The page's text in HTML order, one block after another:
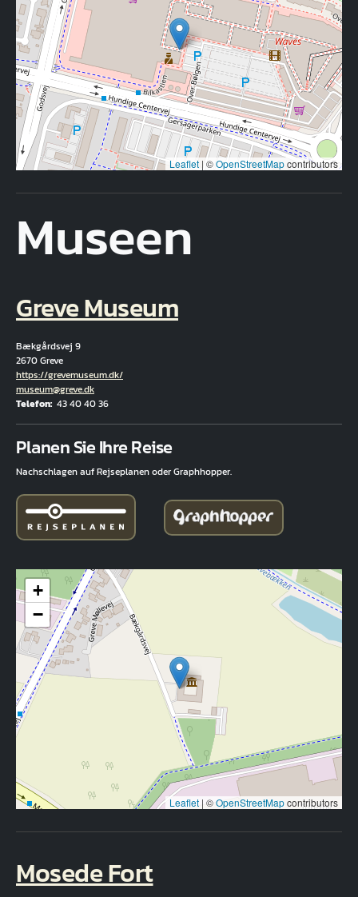
Leaflet | ©OpenStreetMapcontributors
Museen
Greve Museum
Bækgårdsvej 9
2670 Greve
Hjemmeside
https://grevemuseum.dk/
E-Mail
museum@greve.dk
Telefon 43 40 40 36
Planen Sie Ihre Reise
Nachschlagen auf Rejseplanen oder Graphhopper.
+
−
Leaflet | ©OpenStreetMapcontributors
Mosede Fort